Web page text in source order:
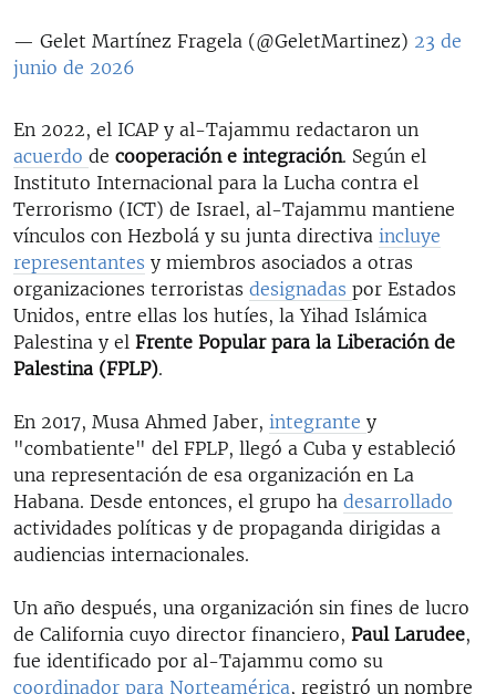
— Gelet Martínez Fragela (@GeletMartinez) 23 de
junio de 2026
En 2022, el ICAP y al-Tajammu redactaron un
acuerdo de cooperación e integración. Según el
Instituto Internacional para la Lucha contra el
Terrorismo (ICT) de Israel, al-Tajammu mantiene
vínculos con Hezbolá y su junta directiva incluye
representantes y miembros asociados a otras
organizaciones terroristas designadas por Estados
Unidos, entre ellas los hutíes, la Yihad Islámica
Palestina y el Frente Popular para la Liberación de
Palestina (FPLP).
En 2017, Musa Ahmed Jaber, integrante y
"combatiente" del FPLP, llegó a Cuba y estableció
una representación de esa organización en La
Habana. Desde entonces, el grupo ha desarrollado
actividades políticas y de propaganda dirigidas a
audiencias internacionales.
Un año después, una organización sin fines de lucro
de California cuyo director financiero, Paul Larudee,
fue identificado por al-Tajammu como su
coordinador para Norteamérica, registró un nombre